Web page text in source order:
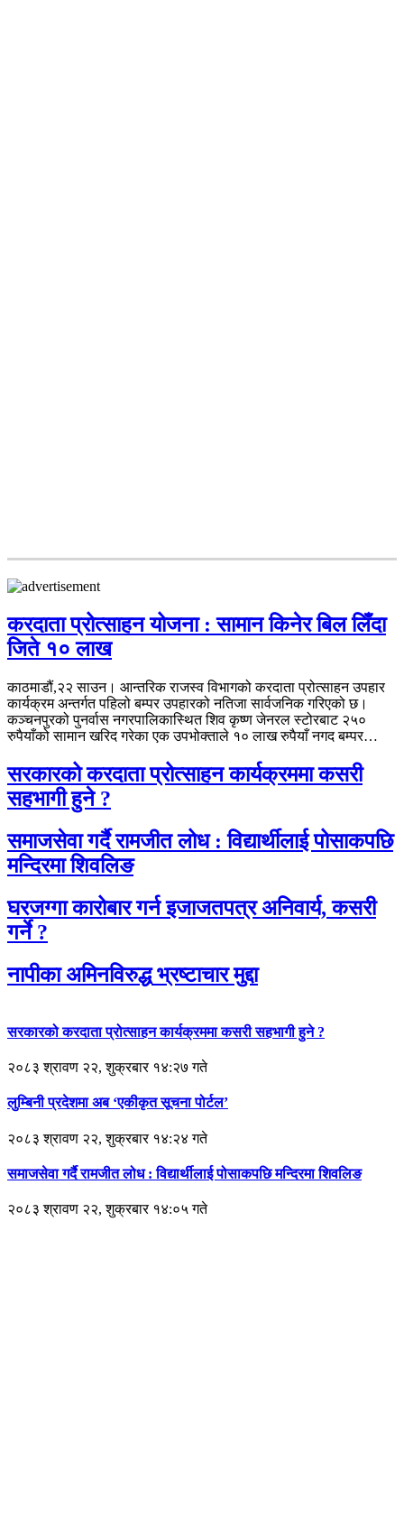
करदाता प्रोत्साहन योजना : सामान किनेर बिल लिँदा
जिते १० लाख
काठमाडौं,२२ साउन। आन्तरिक राजस्व विभागको करदाता प्रोत्साहन उपहार
कार्यक्रम अन्तर्गत पहिलो बम्पर उपहारको नतिजा सार्वजनिक गरिएको छ।
कञ्चनपुरको पुनर्वास नगरपालिकास्थित शिव कृष्ण जेनरल स्टोरबाट २५०
रुपैयाँको सामान खरिद गरेका एक उपभोक्ताले १० लाख रुपैयाँ नगद बम्पर…
सरकारको करदाता प्रोत्साहन कार्यक्रममा कसरी
सहभागी हुने ?
समाजसेवा गर्दै रामजीत लोध : विद्यार्थीलाई पोसाकपछि
मन्दिरमा शिवलिङ
घरजग्गा कारोबार गर्न इजाजतपत्र अनिवार्य, कसरी
गर्ने ?
नापीका अमिनविरुद्ध भ्रष्टाचार मुद्दा
सरकारको करदाता प्रोत्साहन कार्यक्रममा कसरी सहभागी हुने ?
२०८३ श्रावण २२, शुक्रबार १४:२७ गते
लुम्बिनी प्रदेशमा अब ‘एकीकृत सूचना पोर्टल’
२०८३ श्रावण २२, शुक्रबार १४:२४ गते
समाजसेवा गर्दै रामजीत लोध : विद्यार्थीलाई पोसाकपछि मन्दिरमा शिवलिङ
२०८३ श्रावण २२, शुक्रबार १४:०५ गते